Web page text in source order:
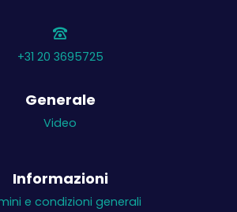
+31 20 3695725
Generale
Video
Informazioni
e condizioni generali